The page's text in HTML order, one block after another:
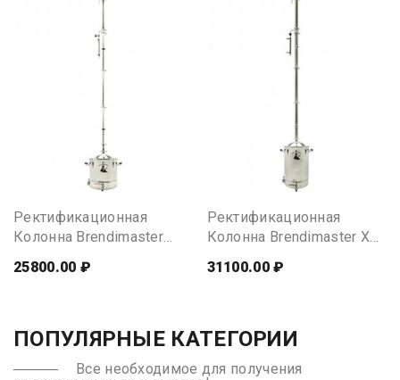
Ректификационная
Колонна Brendimaster
25800.00 ₽
Ректификационная
Колонна Brendimaster XO,
31100.00 ₽
ПОПУЛЯРНЫЕ КАТЕГОРИИ
Все необходимое для получения